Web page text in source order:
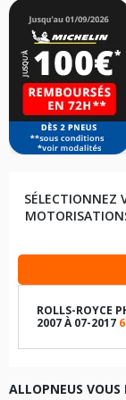
SÉLECTIONNEZ
ROLLS-ROYCE
2007 À 07-2017
ALLOPNEUS